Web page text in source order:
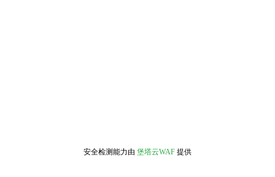
安全检测能力由 堡塔云WAF 提供